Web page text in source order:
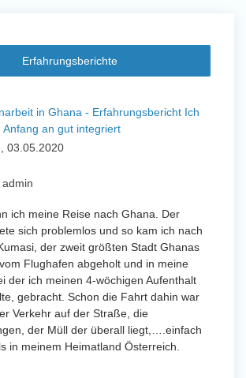
Erfahrungsberichte
in Ghana - Erfahrungsbericht Ich
Anfang an gut integriert
03.05.2020
ich meine Reise nach Ghana. Der
sich problemlos und so kam ich nach
der zweit größten Stadt Ghanas
Flughafen abgeholt und in meine
der ich meinen 4-wöchigen Aufenthalt
gebracht. Schon die Fahrt dahin war
Verkehr auf der Straße, die
der Müll der überall liegt,….einfach
in meinem Heimatland Österreich.